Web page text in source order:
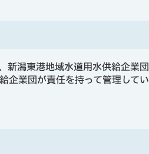
新潟東港地域水道用水供給企業団
企業団が責任を持って管理してい